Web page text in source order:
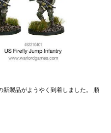
新製品がようやく到着しました。 順